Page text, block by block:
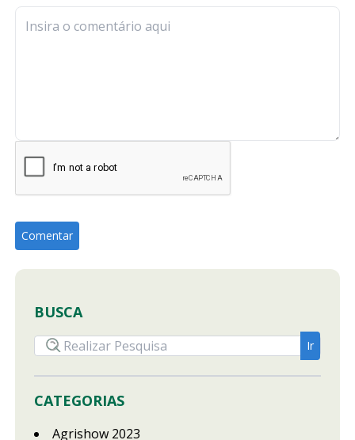
BUSCA
CATEGORIAS
Agrishow 2023